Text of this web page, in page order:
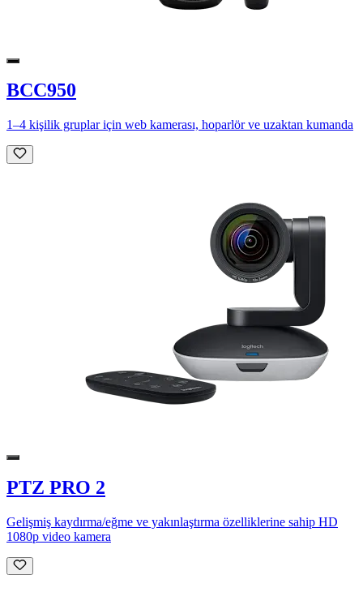
BCC950
1–4 kişilik gruplar için web kamerası, hoparlör ve uzaktan kumanda
PTZ PRO 2
Gelişmiş kaydırma/eğme ve yakınlaştırma özelliklerine sahip HD
1080p video kamera